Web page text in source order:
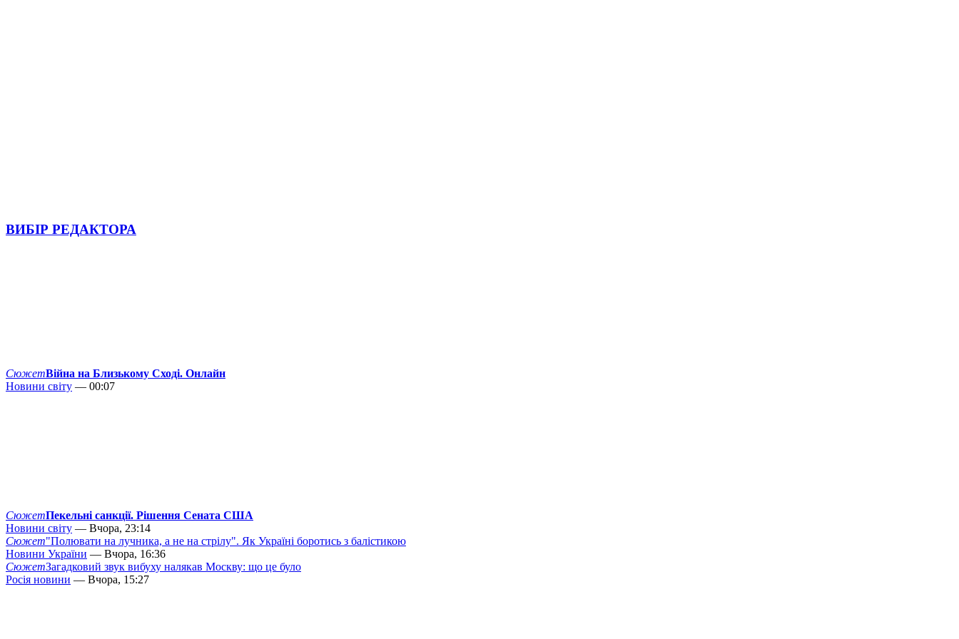
ВИБІР РЕДАКТОРА
СюжетВійна на Близькому Сході. Онлайн
Новини світу — 00:07
СюжетПекельні санкції. Рішення Сената США
Новини світу — Вчора, 23:14
Сюжет"Полювати на лучника, а не на стрілу". Як Україні боротись з балістикою
Новини України — Вчора, 16:36
СюжетЗагадковий звук вибуху налякав Москву: що це було
Росія новини — Вчора, 15:27